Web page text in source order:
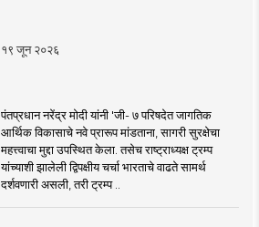
१९ जून २०२६
पंतप्रधान नरेंद्र मोदी यांनी 'जी- ७ परिषदेत जागतिक
आर्थिक विकासाचे नवे प्रारूप मांडताना, सागरी सुरक्षेचा
महत्त्वाचा मुद्दा उपस्थित केला. तसेच राष्ट्राध्यक्ष ट्रम्प
यांच्याशी झालेली द्विपक्षीय चर्चा भारताचे वाढते सामर्थ
दर्शवणारी असली, तरी ट्रम्प ..